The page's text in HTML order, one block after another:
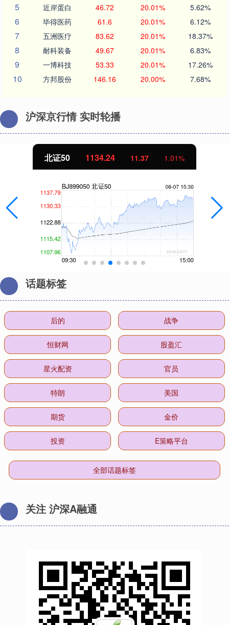
5 近岸蛋白 46.72 20.01% 5.62%
6 毕得医药 61.6 20.01% 6.12%
7 五洲医疗 83.62 20.01% 18.37%
8 耐科装备 49.67 20.01% 6.83%
9 一博科技 53.33 20.01% 17.26%
10 方邦股份 146.16 20.00% 7.68%
沪深京行情 实时轮播
北证50 1134.24 11.37 1.01%
话题标签
后的 战争
恒财网 股盈汇
星火配资 官员
特朗 美国
期货 金价
投资 E策略平台
全部话题标签
关注 沪深A融通